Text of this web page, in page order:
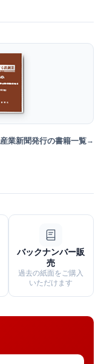
産業新聞発行の書籍一覧
バックナンバー販
売
過去の紙面をご購入
いただけます